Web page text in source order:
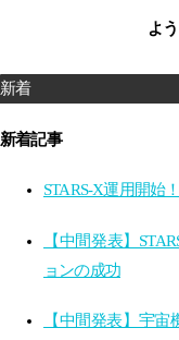
よ
新着
新着記事
STARS-X運用開始！
【中間発表】
ョンの成功
【中間発表】宇